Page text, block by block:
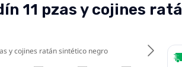
11 pzas y cojines